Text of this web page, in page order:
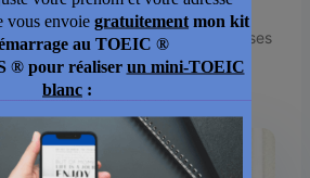
vraies stratégies, pas des promesses